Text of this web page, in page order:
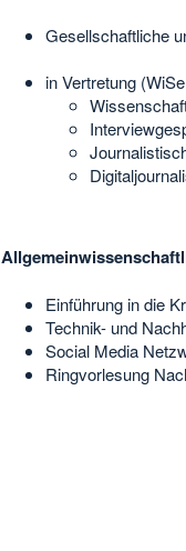
Gesellschaftliche
in Vertretung
Einführung in die
Technik- und
Social Media
Ringvorlesung